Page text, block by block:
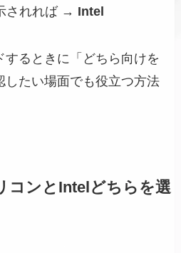
されれば → Intel
するときに「どちら向けを
したい場面でも役立つ方法
コンとIntelどちらを選